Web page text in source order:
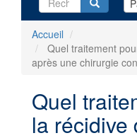
Accueil
Quel traitement
après une chirurgie
Quel
la récidive